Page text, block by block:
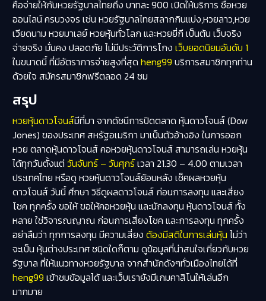
คือจ่ายให้กับหวยรัฐบาลไทยถึง บาทละ 900 เปิดให้บริการ ซื้อหวย
ออนไลน์ ครบวงจร เช่น หวยรัฐบาลไทยสลากกินแบ่ง,หวยลาว,หวย
เวียดนาม หวยมาเลย์ หวยหุ้นทั่วโลก และหวยยี่กี เป็นต้น เว็บจริง
จ่ายจริง มั่นคง ปลอดภัย ไม่มีประวัติการโกง เว็บยอดนิยมอันดับ 1
ในขนาดนี้ ที่มีอัตราการจ่ายสูงที่สุด heng99 บริการสมาชิกทุกท่าน
ด้วยใจ สมัครสมาชิกฟรีตลอด 24 ชม
สรุป
หวยหุ้นดาวโจนส์มีที่มา จากดัชนีการปิดตลาด หุ้นดาวโจนส์ (Dow
Jones) ของประเทศ สหรัฐอเมริกา มาเป็นตัวอ้างอิง ในการออก
หวย ตลาดหุ้นดาวโจนส์ คอหวยหุ้นดาวโจนส์ สามารถเล่น หวยหุ้น
ได้ทุกวันตั้งแต่ วันจันทร์ – วันศุกร์เวลา 21.30 – 4.00 ตามเวลา
ประเทศไทย หรือดู หวยหุ้นดาวโจนส์ย้อนหลัง เช็คผลหวยหุ้น
ดาวโจนส์ วันนี้ ศึกษา วิธีดูผลดาวโจนส์ ก่อนการลงทุน และเสี่ยง
โชค ทุกครั้ง ขอให้ ขอให้คอหวยหุ้น และนักลงทุน หุ้นดาวโจนส์ ทั้ง
หลาย ใช่วิจารณญาณ ก่อนการเสี่ยงโชค และการลงทุน ทุกครั้ง
อย่าลืมว่า ทุกการลงทุน มีความเสี่ยง ต้องมีสติในการเล่นหุ้น ไม่ว่า
จะเป็น หุ้นต่างประเทศ ชนิดใดก็ตาม ดูข้อมูลที่น่าสนใจเกี่ยวกับหวย
รัฐบาล ที่ให้แนวทางหวยรัฐบาล จากสำนักดังๆทั่วเมืองไทยได้ที่
heng99 เข้าชมข้อมูลได้ และเว็บเรายังมีเกมคาสิโนให้เล่นอีก
มากมาย